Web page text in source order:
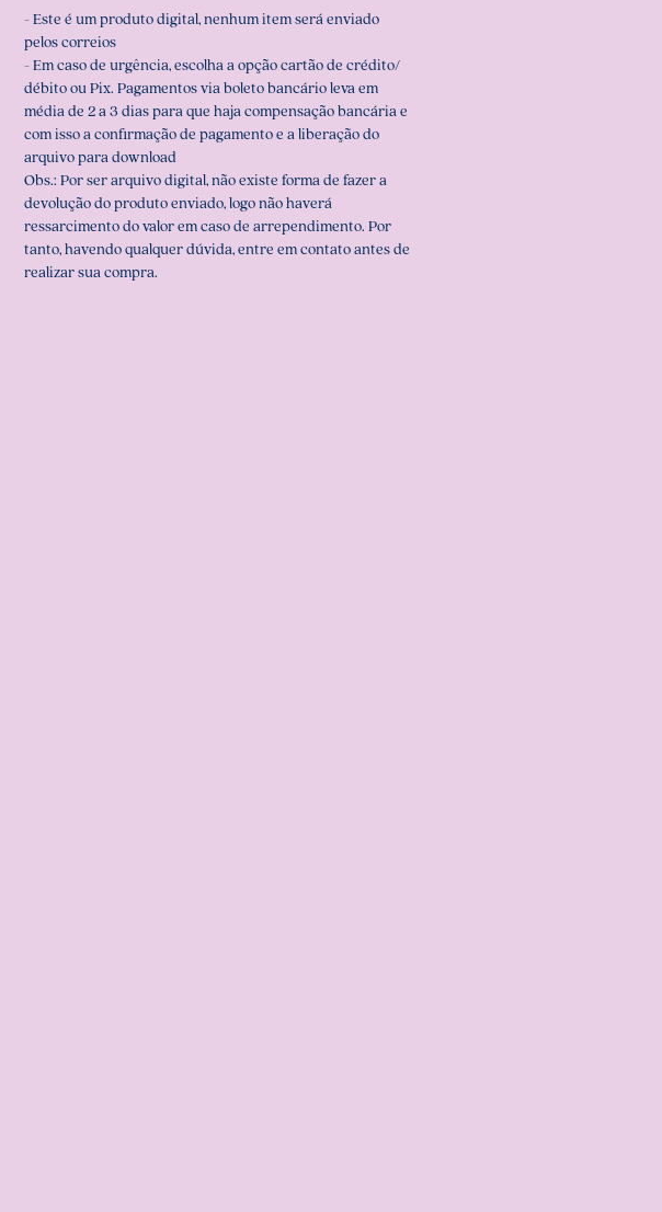
- Este é um produto digital, nenhum item será enviado
pelos correios
- Em caso de urgência, escolha a opção cartão de crédito/
débito ou Pix. Pagamentos via boleto bancário leva em
média de 2 a 3 dias para que haja compensação bancária e
com isso a confirmação de pagamento e a liberação do
arquivo para download
Obs.: Por ser arquivo digital, não existe forma de fazer a
devolução do produto enviado, logo não haverá
ressarcimento do valor em caso de arrependimento. Por
tanto, havendo qualquer dúvida, entre em contato antes de
realizar sua compra.